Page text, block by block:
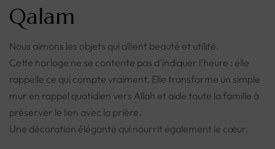
Qalam
Nous aimons les objets qui allient beauté et utilité.
Cette horloge ne se contente pas d’indiquer l’heure : elle
rappelle ce qui compte vraiment. Elle transforme un simple
mur en rappel quotidien vers Allah et aide toute la famille à
préserver le lien avec la prière.
Une décoration élégante qui nourrit également le cœur.